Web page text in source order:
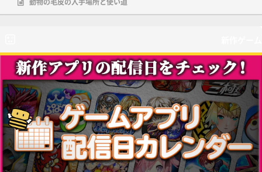
動物の毛皮の入手場所と使い道